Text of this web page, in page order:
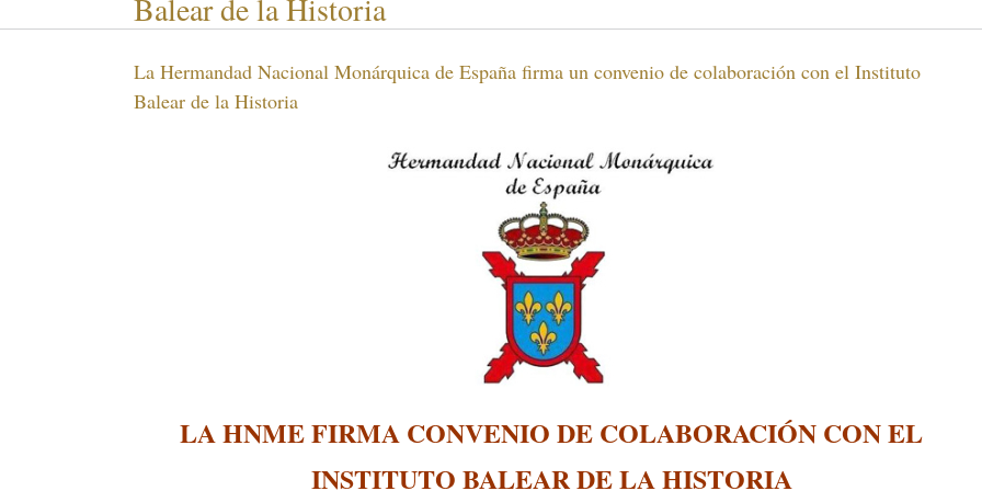
Balear de la Historia
La Hermandad Nacional Monárquica de España firma un convenio de colaboración con el Instituto
Balear de la Historia
LA HNME FIRMA CONVENIO DE COLABORACIÓN CON EL
INSTITUTO BALEAR DE LA HISTORIA